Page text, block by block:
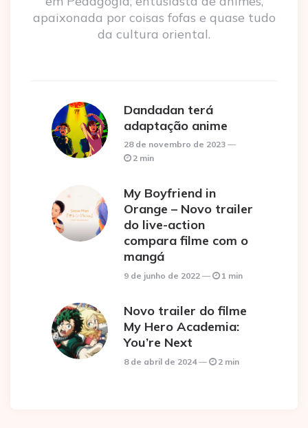
apaixonada por coisas fofas e quase tudo
da cultura oriental.
Dandadan terá
adaptação anime
28 de novembro de 2023
2 min
My Boyfriend in
Orange – Novo trailer
do live-action
compara filme com o
mangá
9 de junho de 2022 1 min
Novo trailer do filme
My Hero Academia:
You’re Next
8 de abril de 2024 2 min